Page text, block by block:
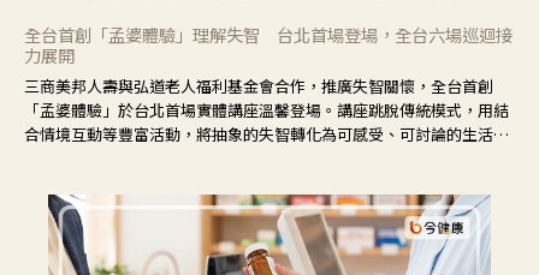
全台首創「孟婆體驗」理解失智 台北首場登場，全台六場巡迴接
力展開
三商美邦人壽與弘道老人福利基金會合作，推廣失智關懷，全台首創
「孟婆體驗」於台北首場實體講座溫馨登場。講座跳脫傳統模式，用結
合情境互動等豐富活動，將抽象的失智轉化為可感受、可討論的生活情